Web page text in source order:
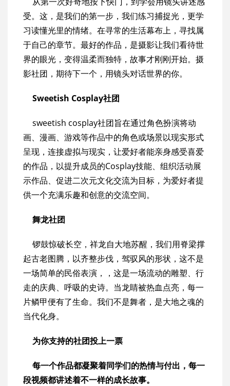
受。这，是我们的第一步，我们练习捕捉光，更学
习读懂光里的情绪。在寻常的生活幕布上，寻找属
于自己的章节。最好的作品，是摄影让我们看待世
界的眼光，变得温柔而独特，故事才刚刚开始。摄
影社团，期待下一个，用镜头对话世界的你。
Sweetish Cosplay社团
sweetish cosplay社团旨在通过角色扮演将动
画、漫画、游戏等作品中的角色或场景以现实形式
呈现，连接虚拟与现实，让爱好者能亲身感受喜爱
的作品，以提升成员的Cosplay技能、组织活动展
示作品、促进二次元文化交流为目标，为爱好者提
供一个充满乐趣和创意的交流空间。
舞龙社团
锣鼓惊破长空，祥龙自大地苏醒，我们用脊梁撑
起古老图腾，以齐整步伐，驾驭风的形状，这不是
一场简单的民俗表演，，这是一场流动的雕塑、行
走的庆典、呼吸的史诗。当龙睛被热血点亮，每一
片鳞甲便有了生命。我们不是舞者，是大地之魂的
当代化身。
为你支持的社团投上一票
每一个作品都凝聚着同学们的热情与付出，每一
段视频都讲述着不一样的成长故事。